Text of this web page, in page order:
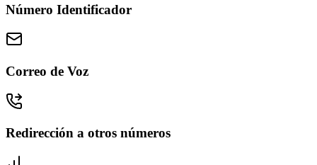
Número Identificador
Correo de Voz
Redirección a otros números